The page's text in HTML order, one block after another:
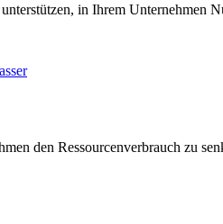
in Ihrem Unternehmen
den Ressourcenverbrauch zu